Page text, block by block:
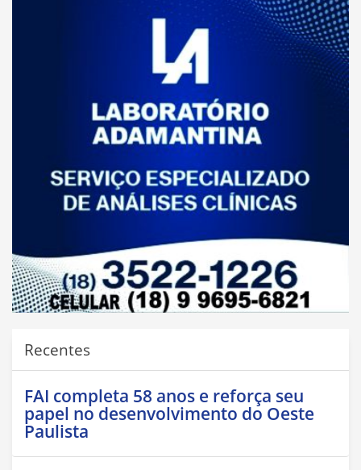
Recentes
FAI completa 58 anos e reforça seu
papel no desenvolvimento do Oeste
Paulista